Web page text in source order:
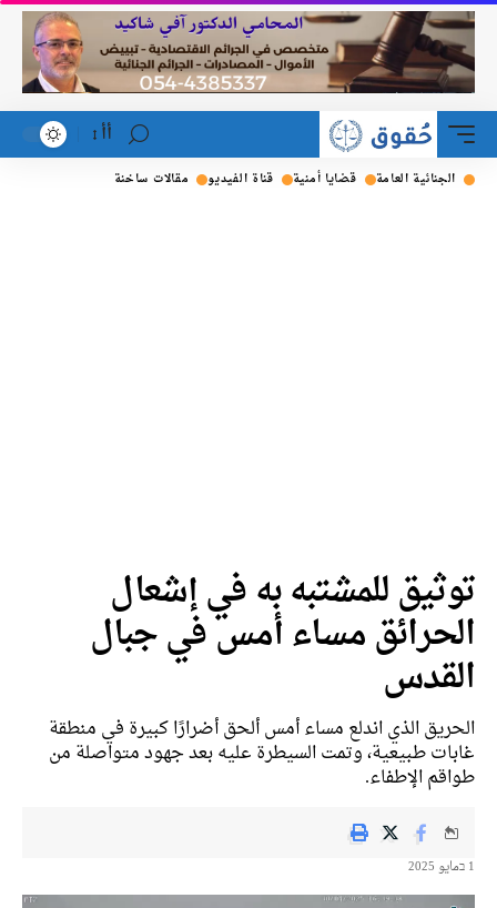
أأ
الجنائية العامة قضايا أمنية قناة الفيديو مقالات ساخنة
توثيق للمشتبه به في إشعال
الحرائق مساء أمس في جبال
القدس
الحريق الذي اندلع مساء أمس ألحق أضرارًا كبيرة في منطقة
غابات طبيعية، وتمت السيطرة عليه بعد جهود متواصلة من
طواقم الإطفاء.
1 בمايو 2025